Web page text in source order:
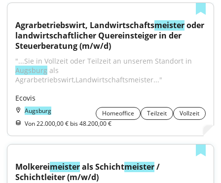
Agrarbetriebswirt, Landwirtschaftsmeister oder
landwirtschaftlicher Quereinsteiger in der
Steuerberatung (m/w/d)
Augsburg als
Agrarbetriebswirt,Landwirtschaftsmeister..."
Ecovis
Augsburg Homeoffice Teilzeit
Vollzeit
Von 22.000,00 € bis 48.200,00 €
Molkereimeister als Schichtmeister /
Schichtleiter (m/w/d)